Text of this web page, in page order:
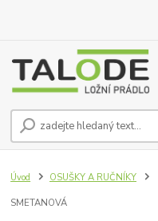
Úvod OSUŠKY A RUČNÍKY
SMETANOVÁ